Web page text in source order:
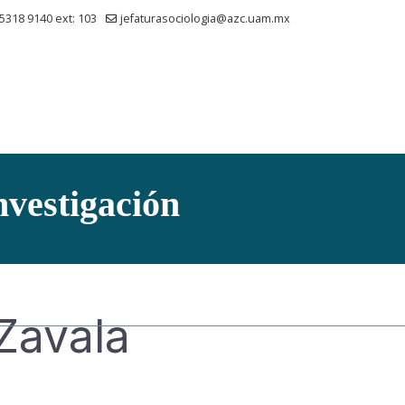
9140 ext: 103 jefaturasociologia@azc.uam.mx